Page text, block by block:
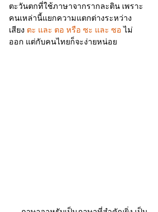
ตะวันตกที่ใช้ภาษาจากรากละติน เพราะ
คนเหล่านี้แยกความแตกต่างระหว่าง
เสียง ตะ และ ตอ หรือ ซะ และ ซอ ไม่
ออก แต่กับคนไทยก็จะง่ายหน่อย